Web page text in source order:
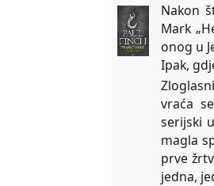
Nakon
Mark
onog u
Ipak,
vraća
serijski
magla
prve
jedna,